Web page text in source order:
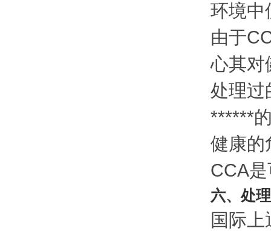
环境中
由于
心其对
处理过
******
健康的
CCA
六、处
国际